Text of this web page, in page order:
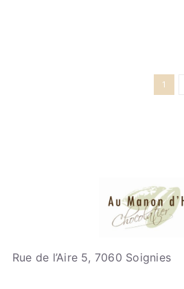
1
Rue de l’Aire 5, 7060 Soignies